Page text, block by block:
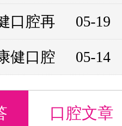
05-19
口腔再
05-14
健口腔
口腔文章